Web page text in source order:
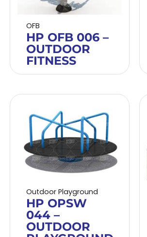
OFB
HP OFB 006 –
OUTDOOR
FITNESS
Outdoor Playground
HP OPSW
044 –
OUTDOOR